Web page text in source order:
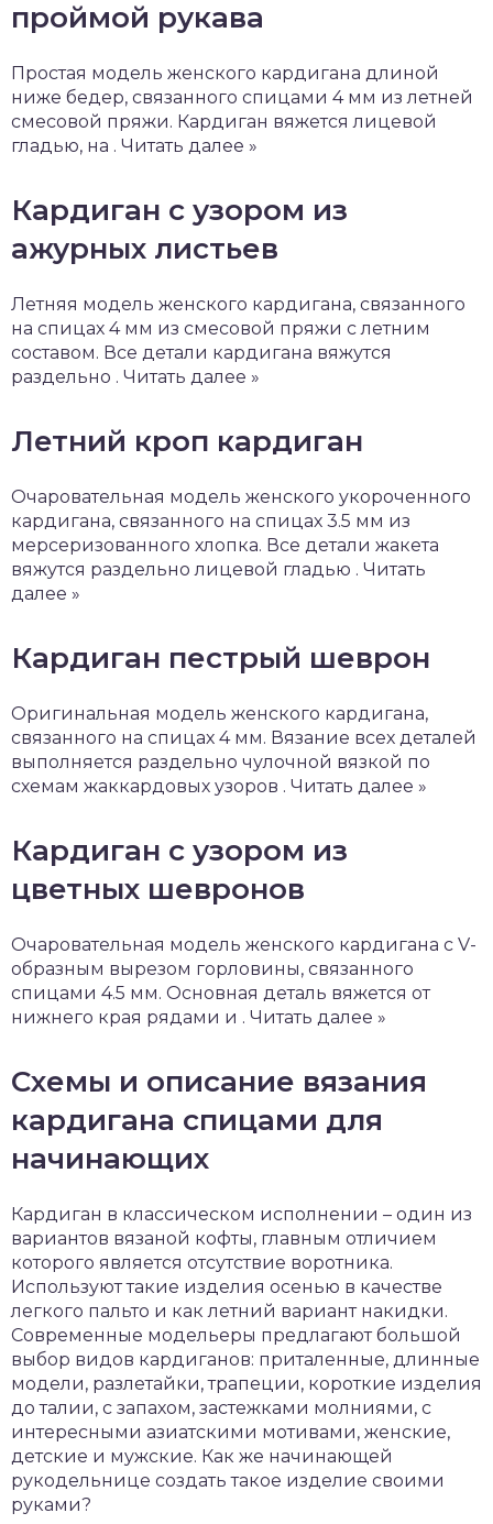
проймой рукава
Простая модель женского кардигана длиной
ниже бедер, связанного спицами 4 мм из летней
смесовой пряжи. Кардиган вяжется лицевой
гладью, на . Читать далее »
Кардиган с узором из
ажурных листьев
Летняя модель женского кардигана, связанного
на спицах 4 мм из смесовой пряжи с летним
составом. Все детали кардигана вяжутся
раздельно . Читать далее »
Летний кроп кардиган
Очаровательная модель женского укороченного
кардигана, связанного на спицах 3.5 мм из
мерсеризованного хлопка. Все детали жакета
вяжутся раздельно лицевой гладью . Читать
далее »
Кардиган пестрый шеврон
Оригинальная модель женского кардигана,
связанного на спицах 4 мм. Вязание всех деталей
выполняется раздельно чулочной вязкой по
схемам жаккардовых узоров . Читать далее »
Кардиган с узором из
цветных шевронов
Очаровательная модель женского кардигана с V-
образным вырезом горловины, связанного
спицами 4.5 мм. Основная деталь вяжется от
нижнего края рядами и . Читать далее »
Схемы и описание вязания
кардигана спицами для
начинающих
Кардиган в классическом исполнении – один из
вариантов вязаной кофты, главным отличием
которого является отсутствие воротника.
Используют такие изделия осенью в качестве
легкого пальто и как летний вариант накидки.
Современные модельеры предлагают большой
выбор видов кардиганов: приталенные, длинные
модели, разлетайки, трапеции, короткие изделия
до талии, с запахом, застежками молниями, с
интересными азиатскими мотивами, женские,
детские и мужские. Как же начинающей
рукодельнице создать такое изделие своими
руками?